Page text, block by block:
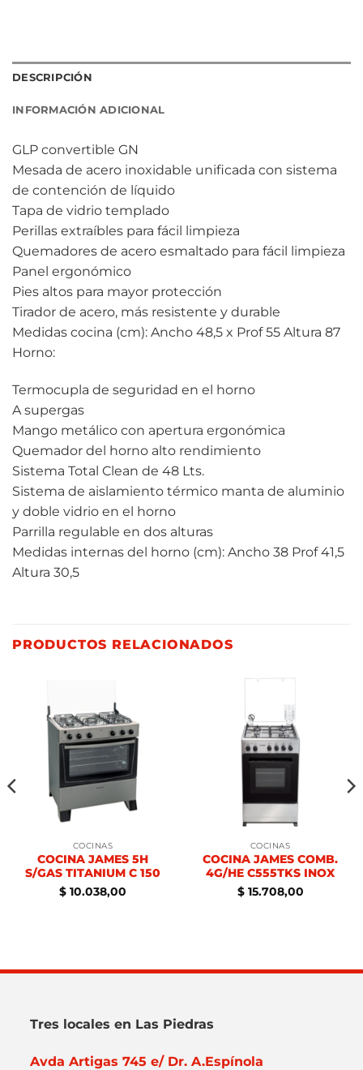
DESCRIPCIÓN
INFORMACIÓN ADICIONAL
GLP convertible GN
Mesada de acero inoxidable unificada con sistema
de contención de líquido
Tapa de vidrio templado
Perillas extraíbles para fácil limpieza
Quemadores de acero esmaltado para fácil limpieza
Panel ergonómico
Pies altos para mayor protección
Tirador de acero, más resistente y durable
Medidas cocina (cm): Ancho 48,5 x Prof 55 Altura 87
Horno:
Termocupla de seguridad en el horno
A supergas
Mango metálico con apertura ergonómica
Quemador del horno alto rendimiento
Sistema Total Clean de 48 Lts.
Sistema de aislamiento térmico manta de aluminio
y doble vidrio en el horno
Parrilla regulable en dos alturas
Medidas internas del horno (cm): Ancho 38 Prof 41,5
Altura 30,5
PRODUCTOS RELACIONADOS
COCINAS
COCINA JAMES 5H
S/GAS TITANIUM C 150
$ 10.038,00
COCINAS
COCINA JAMES COMB.
4G/HE C555TKS INOX
$15.708,00
Tres locales en Las Piedras
Avda Artigas 745 e/ Dr. A.Espínola